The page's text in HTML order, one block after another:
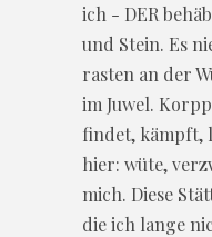
ich - DER
und Stein. Es
rasten an der
im Juwel.
findet, kämpft,
hier: wüte,
mich. Diese
die ich lange